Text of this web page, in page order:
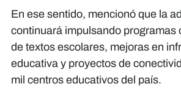
En ese sentido, mencionó que la
continuará impulsando programas
de textos escolares, mejoras en
educativa y proyectos de
mil centros educativos del país.